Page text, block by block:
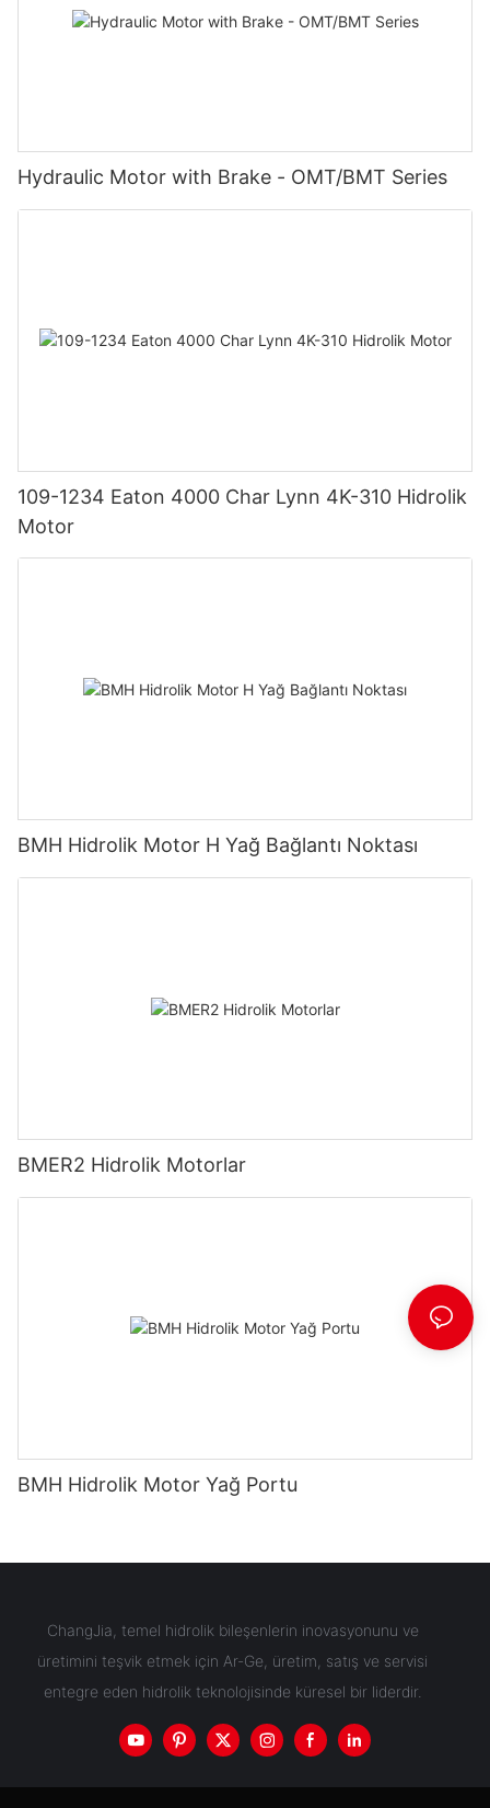
Hydraulic Motor with Brake - OMT/BMT Series
109-1234 Eaton 4000 Char Lynn 4K-310 Hidrolik
Motor
BMH Hidrolik Motor H Yağ Bağlantı Noktası
BMER2 Hidrolik Motorlar
BMH Hidrolik Motor Yağ Portu
ChangJia, temel hidrolik bileşenlerin inovasyonunu ve
üretimini teşvik etmek için Ar-Ge, üretim, satış ve servisi
entegre eden hidrolik teknolojisinde küresel bir liderdir.